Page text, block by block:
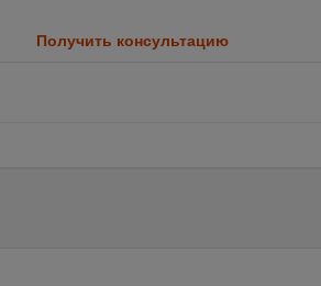
Получить консультацию